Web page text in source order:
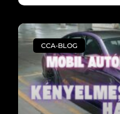
CCA-BLOG